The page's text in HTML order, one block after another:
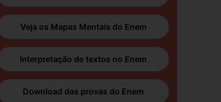
Veja os Mapas Mentais do Enem
Interpretação de textos no Enem
Download das provas do Enem